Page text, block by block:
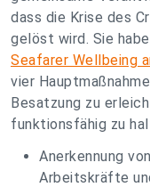
dass die Krise des
gelöst wird. Sie
Seafarer Wellbeing
vier
Besatzung zu
funktionsfähig zu
Anerkennung
Arbeitskräfte